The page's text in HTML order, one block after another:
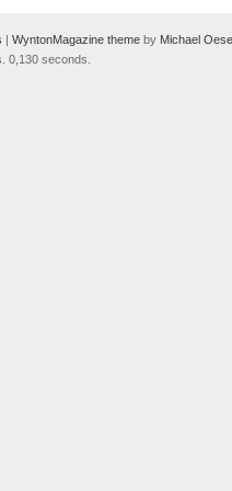
| WyntonMagazine theme by Michael
0,130 seconds.